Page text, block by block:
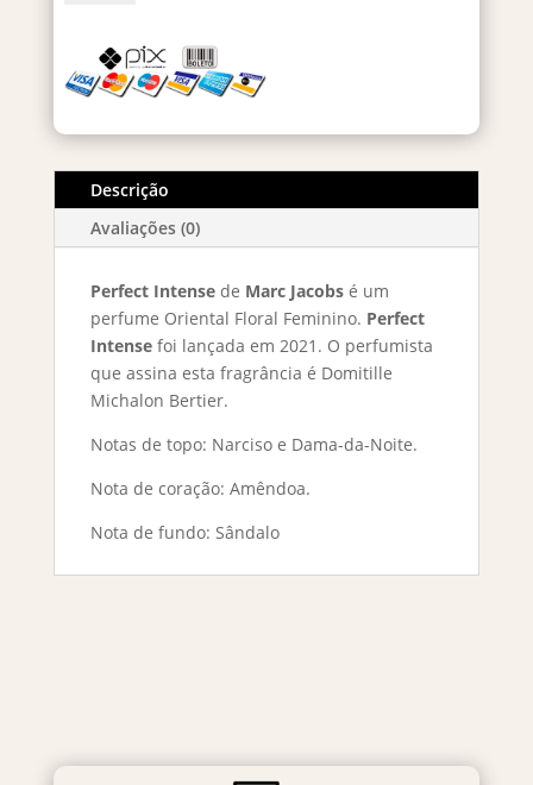
quantidade
Descrição
Avaliações (0)
Perfect Intense de Marc Jacobs é um
perfume Oriental Floral Feminino. Perfect
Intense foi lançada em 2021. O perfumista
que assina esta fragrância é Domitille
Michalon Bertier.
Notas de topo: Narciso e Dama-da-Noite.
Nota de coração: Amêndoa.
Nota de fundo: Sândalo